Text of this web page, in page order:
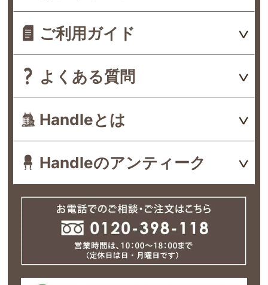
ご利用ガイド
よくある質問
Handleとは
Handleのアンティーク